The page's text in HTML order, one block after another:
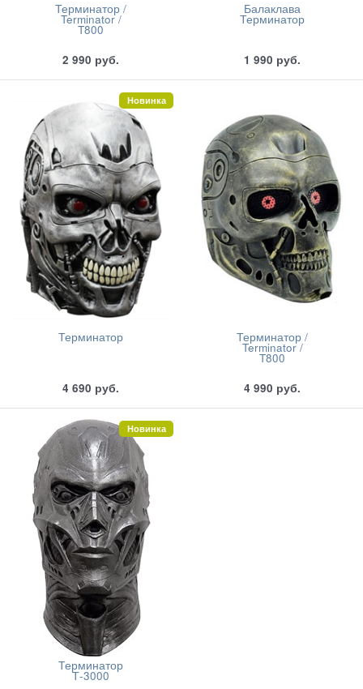
Терминатор /
Terminator /
T800
2 990 руб.
Балаклава
Терминатор
1 990 руб.
Терминатор
4 690 руб.
Новинка
Терминатор /
Terminator /
T800
4 990 руб.
Терминатор
Т-3000
Новинка